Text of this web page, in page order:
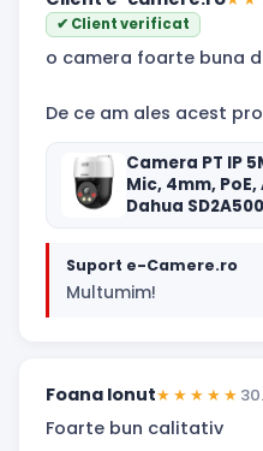
✔ Client verificat
o camera foarte buna
De ce am ales acest
Camera PT IP
Mic, 4mm,
Dahua
Suport e-Camere.ro
Multumim!
Foana Ionut★★★★★
Foarte bun calitativ